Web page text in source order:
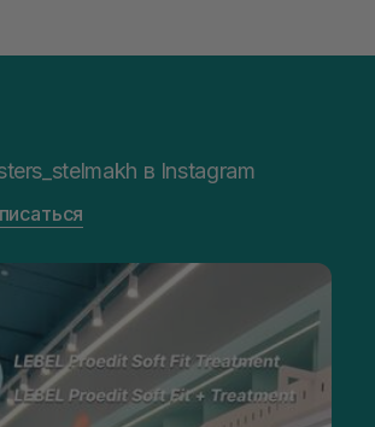
в Instagram